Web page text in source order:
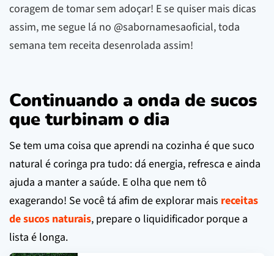
coragem de tomar sem adoçar! E se quiser mais dicas
assim, me segue lá no @sabornamesaoficial, toda
semana tem receita desenrolada assim!
Continuando a onda de sucos
que turbinam o dia
Se tem uma coisa que aprendi na cozinha é que suco
natural é coringa pra tudo: dá energia, refresca e ainda
ajuda a manter a saúde. E olha que nem tô
exagerando! Se você tá afim de explorar mais receitas
de sucos naturais, prepare o liquidificador porque a
lista é longa.